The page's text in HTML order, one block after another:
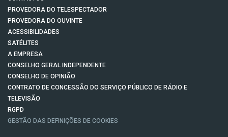
PROVEDORA DO TELESPECTADOR
PROVEDORA DO OUVINTE
ACESSIBILIDADES
SATÉLITES
A EMPRESA
CONSELHO GERAL INDEPENDENTE
CONSELHO DE OPINIÃO
CONTRATO DE CONCESSÃO DO SERVIÇO PÚBLICO DE RÁDIO E
TELEVISÃO
RGPD
GESTÃO DAS DEFINIÇÕES DE COOKIES